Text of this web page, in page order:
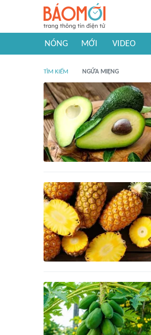
NÓNG MỚI VIDEO
TÌM KIẾM NGỨA MIỆNG